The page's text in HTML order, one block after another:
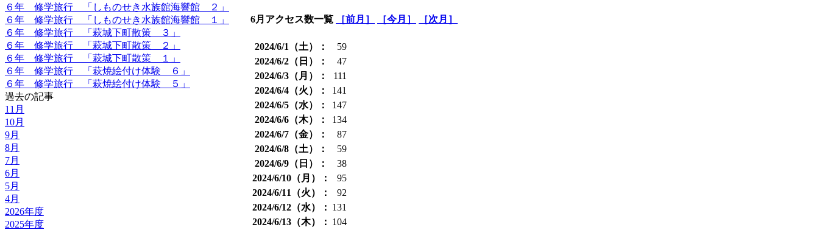
６年 修学旅行 「しものせき水族館海響館 ２」
６年 修学旅行 「しものせき水族館海響館 １」
６年 修学旅行 「萩城下町散策 ３」
６年 修学旅行 「萩城下町散策 ２」
６年 修学旅行 「萩城下町散策 １」
６年 修学旅行 「萩焼絵付け体験 ６」
６年 修学旅行 「萩焼絵付け体験 ５」
過去の記事
11月
10月
9月
8月
7月
6月
5月
4月
2026年度
2025年度
6月アクセス数一覧 ［前月］ ［今月］ ［次月］
2024/6/1（土）：
59
2024/6/2（日）：
47
2024/6/3（月）：
111
2024/6/4（火）：
141
2024/6/5（水）：
147
2024/6/6（木）：
134
2024/6/7（金）：
87
2024/6/8（土）：
59
2024/6/9（日）：
38
2024/6/10（月）：
95
2024/6/11（火）：
92
2024/6/12（水）： 131
2024/6/13（木）： 104